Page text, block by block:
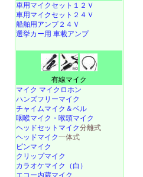
車用マイクセット１２Ｖ
車用マイクセット２４Ｖ
船舶用アンプ２４Ｖ
選挙カー用 車載アンプ
有線マイク
マイク マイクロホン
ハンズフリーマイク
チャイムマイク＆ベル
咽喉マイク・喉頭マイク
ヘッドセットマイク分離式
ヘッドマイク一体式
ピンマイク
クリップマイク
カラオケマイク（白）
エコー内蔵マイク